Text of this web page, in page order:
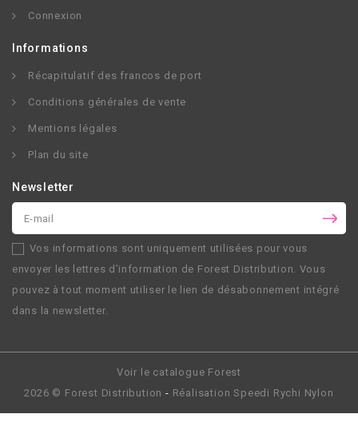
Connexion
Informations
Récapitulatif des francos de port
Conditions générales de vente
Mentions légales
Plan du site
Newsletter
Vos informations sont uniquement utilisées pour vous
envoyer les lettres d’information de Forest Distribution. Vous
pouvez à tout moment utiliser le lien de désabonnement intégré
dans la newsletter.
Voir le catalogue Forest
2026 © Forest Distribution - RéalisationSpeedi Rychi Nylon